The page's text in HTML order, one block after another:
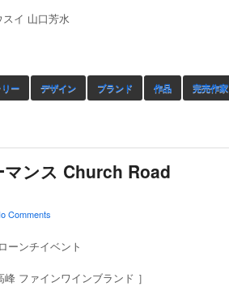
イ 山口芳水
ー デザイン ブランド 作品 完売作家
ンス Church Road
Comments
ーンチイベント
ファインワインブランド ］